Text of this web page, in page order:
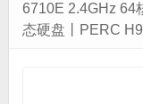
6710E 2.4GHz 64
态硬盘丨PERC